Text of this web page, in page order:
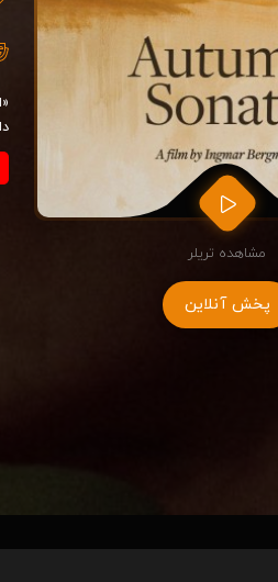
مشاهده تریلر
پخش آنلاین